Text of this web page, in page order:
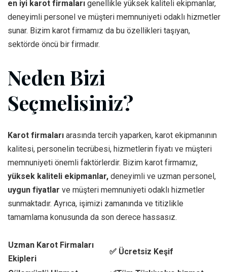
en iyi karot firmaları genellikle yüksek kaliteli ekipmanlar,
deneyimli personel ve müşteri memnuniyeti odaklı hizmetler
sunar. Bizim karot firmamız da bu özellikleri taşıyan,
sektörde öncü bir firmadır.
Neden Bizi
Seçmelisiniz?
Karot firmaları arasında tercih yaparken, karot ekipmanının
kalitesi, personelin tecrübesi, hizmetlerin fiyatı ve müşteri
memnuniyeti önemli faktörlerdir. Bizim karot firmamız,
yüksek kaliteli ekipmanlar, deneyimli ve uzman personel,
uygun fiyatlar ve müşteri memnuniyeti odaklı hizmetler
sunmaktadır. Ayrıca, işimizi zamanında ve titizlikle
tamamlama konusunda da son derece hassasız.
Uzman Karot Firmaları
Ekipleri
✅ Ücretsiz Keşif